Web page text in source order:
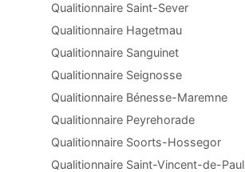
Qualitionnaire Saint-Sever
Qualitionnaire Hagetmau
Qualitionnaire Sanguinet
Qualitionnaire Seignosse
Qualitionnaire Bénesse-Maremne
Qualitionnaire Peyrehorade
Qualitionnaire Soorts-Hossegor
Qualitionnaire Saint-Vincent-de-Paul